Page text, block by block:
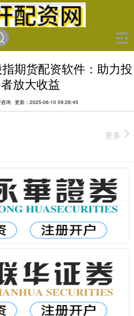
期货配资软件：助力投
放大收益
询 更新：2025-06-10 09:28:45
更多